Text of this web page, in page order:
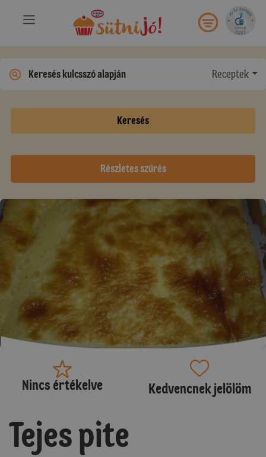
Receptek
Keresés
Részletes szűrés
Nincs értékelve Kedvencnek jelölöm
Tejes pite